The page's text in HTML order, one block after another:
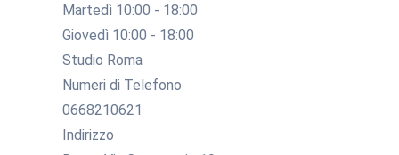
Martedì 10:00 - 18:00
Giovedì 10:00 - 18:00
Studio Roma
Numeri di Telefono
0668210621
Indirizzo